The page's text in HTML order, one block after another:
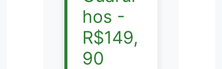
hos -
R$149,
90